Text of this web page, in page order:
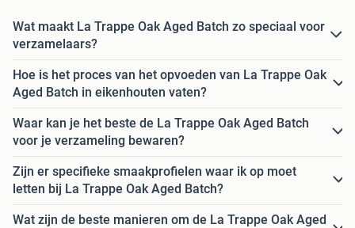
Wat maakt La Trappe Oak Aged Batch zo speciaal voor
verzamelaars?
Hoe is het proces van het opvoeden van La Trappe Oak
Aged Batch in eikenhouten vaten?
Waar kan je het beste de La Trappe Oak Aged Batch
voor je verzameling bewaren?
Zijn er specifieke smaakprofielen waar ik op moet
letten bij La Trappe Oak Aged Batch?
Wat zijn de beste manieren om de La Trappe Oak Aged